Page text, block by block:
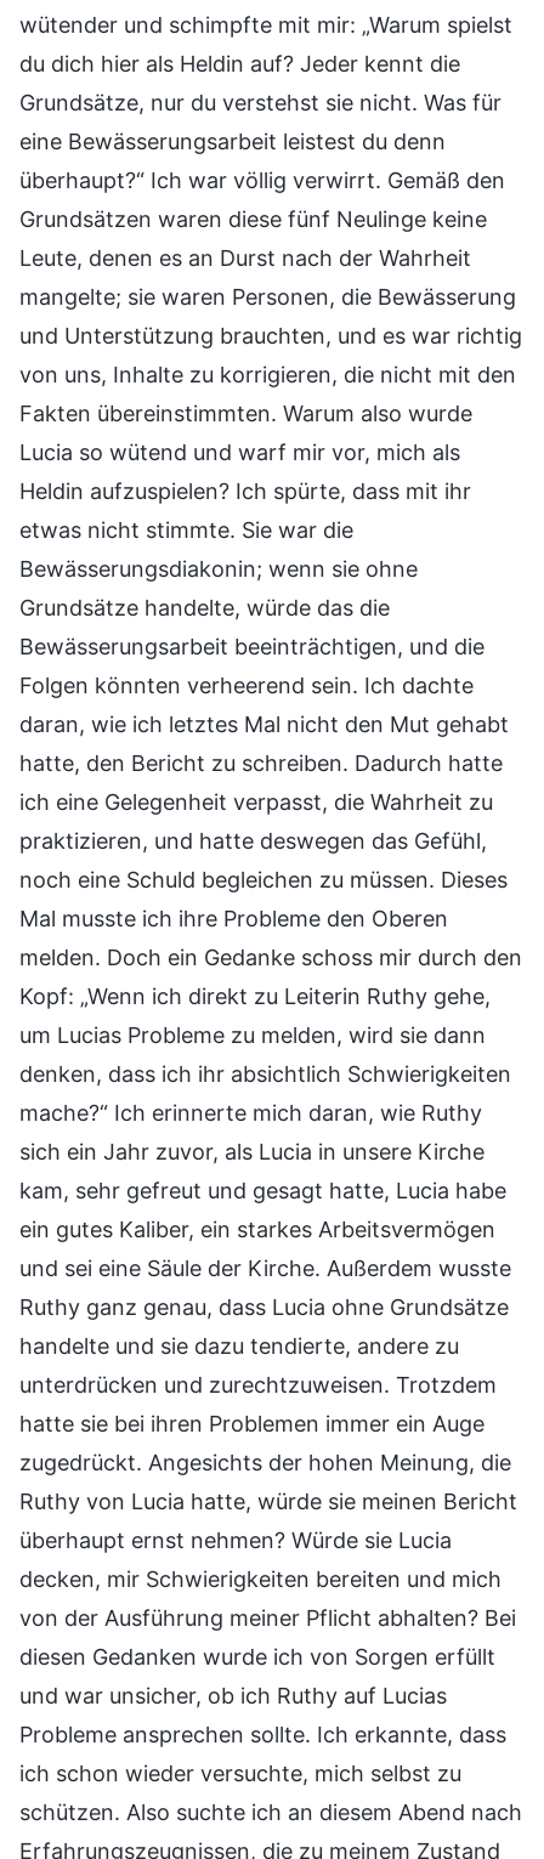
wütender und schimpfte mit mir: „Warum spielst
du dich hier als Heldin auf? Jeder kennt die
Grundsätze, nur du verstehst sie nicht. Was für
eine Bewässerungsarbeit leistest du denn
überhaupt?“ Ich war völlig verwirrt. Gemäß den
Grundsätzen waren diese fünf Neulinge keine
Leute, denen es an Durst nach der Wahrheit
mangelte; sie waren Personen, die Bewässerung
und Unterstützung brauchten, und es war richtig
von uns, Inhalte zu korrigieren, die nicht mit den
Fakten übereinstimmten. Warum also wurde
Lucia so wütend und warf mir vor, mich als
Heldin aufzuspielen? Ich spürte, dass mit ihr
etwas nicht stimmte. Sie war die
Bewässerungsdiakonin; wenn sie ohne
Grundsätze handelte, würde das die
Bewässerungsarbeit beeinträchtigen, und die
Folgen könnten verheerend sein. Ich dachte
daran, wie ich letztes Mal nicht den Mut gehabt
hatte, den Bericht zu schreiben. Dadurch hatte
ich eine Gelegenheit verpasst, die Wahrheit zu
praktizieren, und hatte deswegen das Gefühl,
noch eine Schuld begleichen zu müssen. Dieses
Mal musste ich ihre Probleme den Oberen
melden. Doch ein Gedanke schoss mir durch den
Kopf: „Wenn ich direkt zu Leiterin Ruthy gehe,
um Lucias Probleme zu melden, wird sie dann
denken, dass ich ihr absichtlich Schwierigkeiten
mache?“ Ich erinnerte mich daran, wie Ruthy
sich ein Jahr zuvor, als Lucia in unsere Kirche
kam, sehr gefreut und gesagt hatte, Lucia habe
ein gutes Kaliber, ein starkes Arbeitsvermögen
und sei eine Säule der Kirche. Außerdem wusste
Ruthy ganz genau, dass Lucia ohne Grundsätze
handelte und sie dazu tendierte, andere zu
unterdrücken und zurechtzuweisen. Trotzdem
hatte sie bei ihren Problemen immer ein Auge
zugedrückt. Angesichts der hohen Meinung, die
Ruthy von Lucia hatte, würde sie meinen Bericht
überhaupt ernst nehmen? Würde sie Lucia
decken, mir Schwierigkeiten bereiten und mich
von der Ausführung meiner Pflicht abhalten? Bei
diesen Gedanken wurde ich von Sorgen erfüllt
und war unsicher, ob ich Ruthy auf Lucias
Probleme ansprechen sollte. Ich erkannte, dass
ich schon wieder versuchte, mich selbst zu
schützen. Also suchte ich an diesem Abend nach
Erfahrungszeugnissen, die zu meinem Zustand